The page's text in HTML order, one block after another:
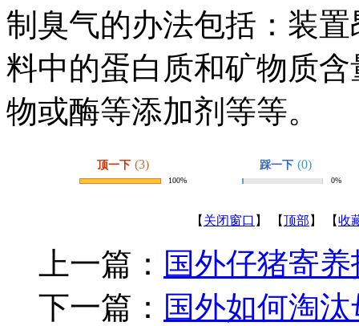
制臭气的办法包括：装
料中的蛋白质和矿物质
物或酶等添加剂等等。
顶一下 (3)
100%
踩一下 (0)
0%
【 关闭窗口 】 【顶部 】 【收
上一篇： 国外仔猪寄
下一篇： 国外如何淘